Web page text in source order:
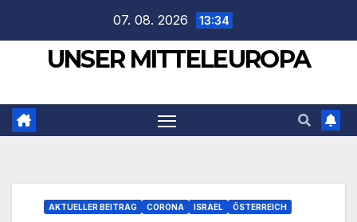
springen
07. 08. 2026 13:34
UNSER MITTELEUROPA
AKTUELLER BEITRAG CORONA ISRAEL ÖSTERREICH